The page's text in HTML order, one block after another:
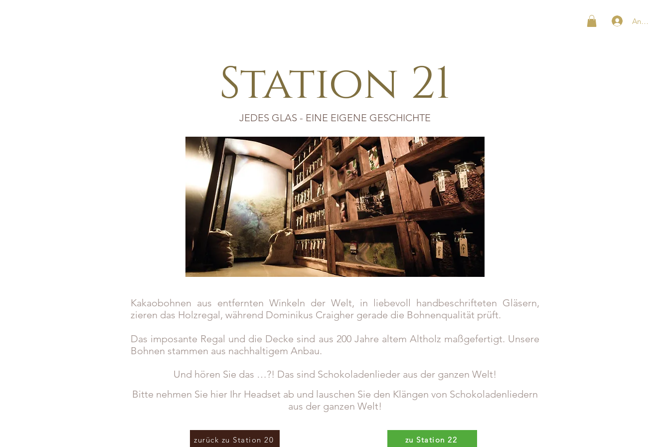
Anmelden
Station 21
JEDES GLAS - EINE EIGENE GESCHICHTE
Kakaobohnen aus entfernten Winkeln der Welt, in liebevoll handbeschrifteten Gläsern,
zieren das Holzregal, während Dominikus Craigher gerade die Bohnenqualität prüft.
Das imposante Regal und die Decke sind aus 200 Jahre altem Altholz maßgefertigt. Unsere
Bohnen stammen aus nachhaltigem Anbau.
Und hören Sie das …?! Das sind Schokoladenlieder aus der ganzen Welt!
Bitte nehmen Sie hier Ihr Headset ab und lauschen Sie den Klängen von Schokoladenliedern
aus der ganzen Welt!
zurück zu Station 20 zu Station 22